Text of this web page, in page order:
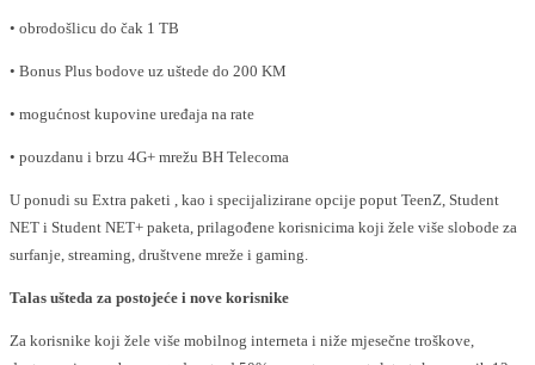
• obrodošlicu do čak 1 TB
• Bonus Plus bodove uz uštede do 200 KM
• mogućnost kupovine uređaja na rate
• pouzdanu i brzu 4G+ mrežu BH Telecoma
U ponudi su Extra paketi , kao i specijalizirane opcije poput TeenZ, Student
NET i Student NET+ paketa, prilagođene korisnicima koji žele više slobode za
surfanje, streaming, društvene mreže i gaming.
Talas ušteda za postojeće i nove korisnike
Za korisnike koji žele više mobilnog interneta i niže mjesečne troškove,